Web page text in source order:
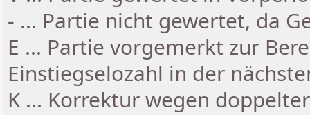
- ... Partie nicht gewertet, da
E ... Partie vorgemerkt zur
Einstiegselozahl in der
K ... Korrektur wegen